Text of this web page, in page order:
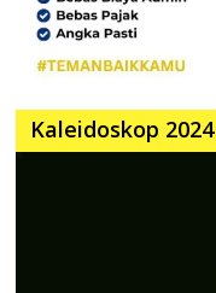
Kaleidoskop 2024